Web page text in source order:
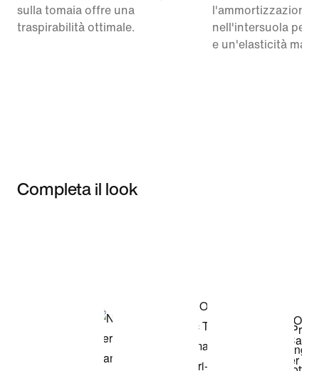
sulla tomaia offre una
traspirabilità ottimale.
l'ammortizzazione
nell'intersuola per
e un'elasticità
Completa il look